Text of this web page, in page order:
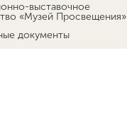
выставочное
«Музей Просвещения»
документы